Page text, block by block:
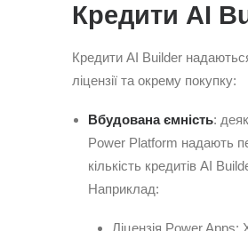
Кредити AI
Кредити AI Builder
ліцензії та окрему покупку:
Вбудована ємність:
Power Platform надають
кількість кредитів AI
Наприклад:
Ліцензія Power Apps: